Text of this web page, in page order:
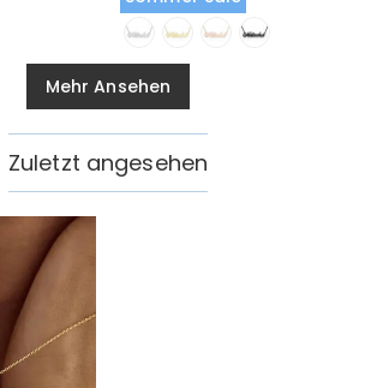
Mehr Ansehen
Zuletzt angesehen